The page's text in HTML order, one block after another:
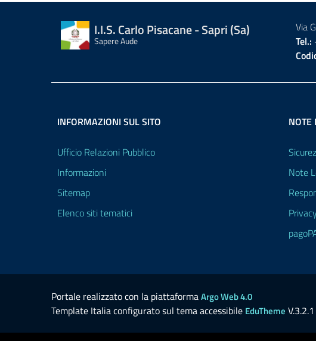
I.I.S. Carlo Pisacane - Sapri (Sa)
Sapere Aude
Via
Tel.:
INFORMAZIONI SUL SITO
Ufficio Relazioni Pubblico
Informazioni
Sitemap
Elenco siti tematici
NOTE
Note
Portale realizzato con la piattaformaArgo Web 4.0
Template Italia configurato sul tema accessibile EduTheme